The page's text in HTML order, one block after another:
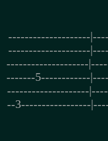
--------------------
--------------------
--------------------
-------5------------
--------------------
--3-----------------